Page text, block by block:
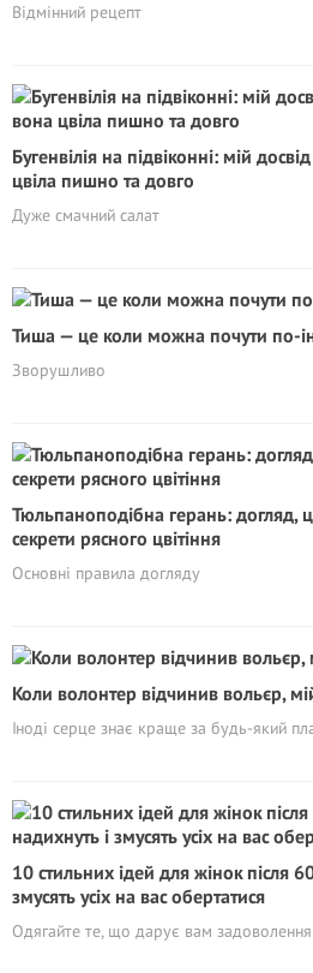
Відмінний рецепт
Бугенвілія на підвіконні: мій
цвіла пишно та довго
Дуже смачний салат
Тиша — це коли можна почути по-
Зворушливо
Тюльпаноподібна герань: догляд,
секрети рясного цвітіння
Основні правила догляду
Коли волонтер відчинив вольєр,
Іноді серце знає краще за будь-який
10 стильних ідей для жінок після
змусять усіх на вас обертатися
Одягайте те, що дарує вам задоволення